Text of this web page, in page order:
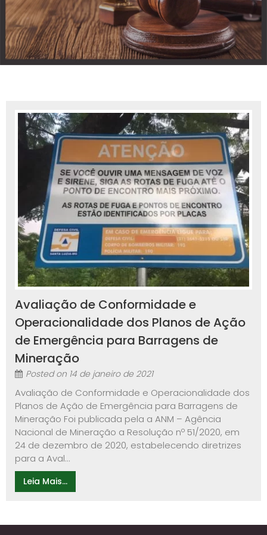
Avaliação de Conformidade e
Operacionalidade dos Planos de Ação
de Emergência para Barragens de
Mineração
Posted on 14 de janeiro de 2021
Avaliação de Conformidade e Operacionalidade dos
Planos de Ação de Emergência para Barragens de
Mineração Foi publicada pela a ANM – Agência
Nacional de Mineração a Resolução nº 51/2020, em
24 de dezembro de 2020, estabelecendo diretrizes
para a Aval...
Leia Mais...